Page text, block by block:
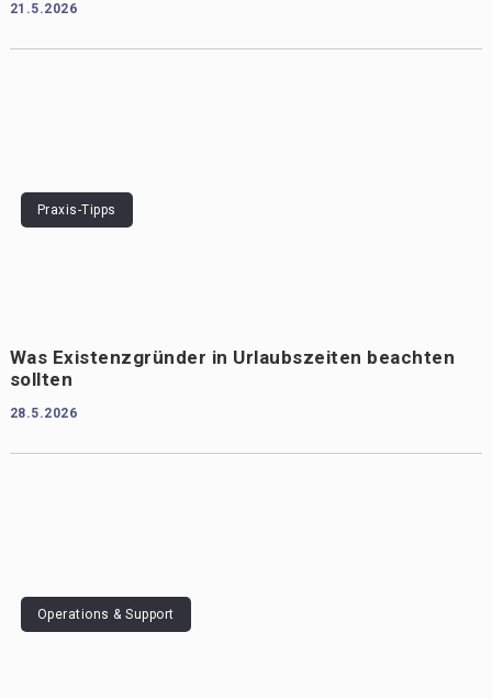
21.5.2026
Praxis-Tipps
Was Existenzgründer in Urlaubszeiten beachten
sollten
28.5.2026
Operations & Support